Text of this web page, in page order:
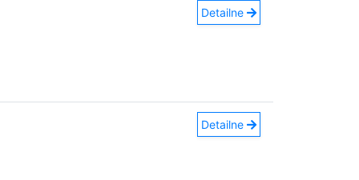
Detailne
Detailne